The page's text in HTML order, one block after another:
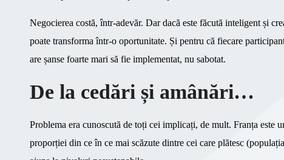
Negocierea costă, într-adevăr. Dar dacă este făcută inteligent și
poate transforma într-o oportunitate. Și pentru că fiecare
are șanse foarte mari să fie implementat, nu sabotat.
De la cedări și amânări…
Problema era cunoscută de toți cei implicați, de mult. Franța este
proporției din ce în ce mai scăzute dintre cei care plătesc